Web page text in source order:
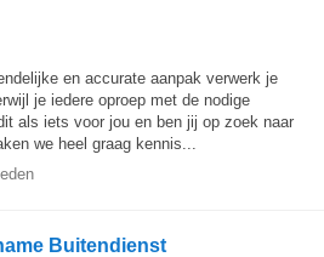
en accurate aanpak verwerk je
je iedere oproep met de nodige
als iets voor jou en ben jij op zoek naar
we heel graag kennis...
Buitendienst